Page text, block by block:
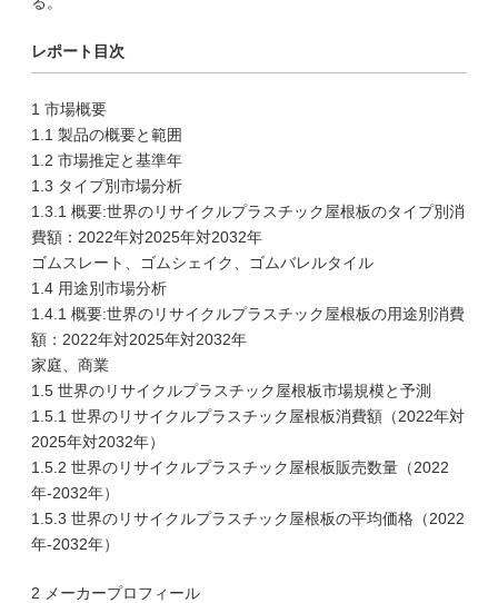
レポート目次
1 市場概要
1.1 製品の概要と範囲
1.2 市場推定と基準年
1.3 タイプ別市場分析
1.3.1 概要:世界のリサイクルプラスチック屋根板のタイプ別消
費額：2022年対2025年対2032年
ゴムスレート、ゴムシェイク、ゴムバレルタイル
1.4 用途別市場分析
1.4.1 概要:世界のリサイクルプラスチック屋根板の用途別消費
額：2022年対2025年対2032年
家庭、商業
1.5 世界のリサイクルプラスチック屋根板市場規模と予測
1.5.1 世界のリサイクルプラスチック屋根板消費額（2022年対
2025年対2032年）
1.5.2 世界のリサイクルプラスチック屋根板販売数量（2022
年-2032年）
1.5.3 世界のリサイクルプラスチック屋根板の平均価格（2022
年-2032年）
2 メーカープロフィール